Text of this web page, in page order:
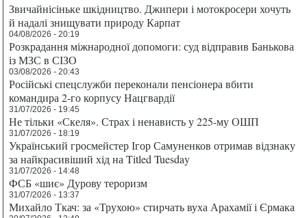
Звичайнісіньке шкідництво. Джипери і мотокросери хочуть
й надалі знищувати природу Карпат
04/08/2026 - 20:19
Розкрадання міжнародної допомоги: суд відправив Банькова
із МЗС в СІЗО
03/08/2026 - 20:43
Російські спецслужби переконали пенсіонера вбити
командира 2-го корпусу Нацгвардії
31/07/2026 - 19:45
Не тільки «Скеля». Страх і ненависть у 225-му ОШП
31/07/2026 - 18:19
Український гросмейстер Ігор Самуненков отримав відзнаку
за найкрасивіший хід на Titled Tuesday
31/07/2026 - 14:48
ФСБ «шиє» Дурову тероризм
31/07/2026 - 13:37
Михайло Ткач: за «Трухою» стирчать вуха Арахамії і Єрмака